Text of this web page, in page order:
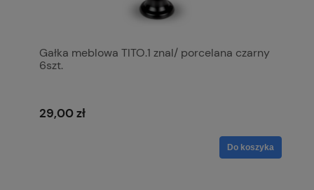
Gałka meblowa TITO.1 znal/ porcelana czarny
6szt.
29,00 zł
Do koszyka